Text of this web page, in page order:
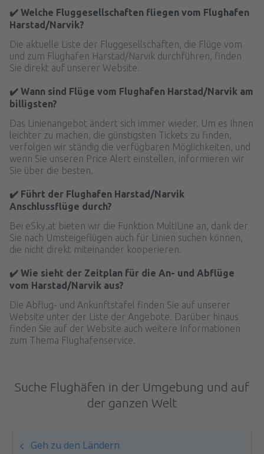
✔️ Welche Fluggesellschaften fliegen vom Flughafen
Harstad/Narvik?
Die aktuelle Liste der Fluggesellschaften, die Flüge vom
und zum Flughafen Harstad/Narvik durchführen, finden
Sie direkt auf unserer Website.
✔️ Wann sind Flüge vom Flughafen Harstad/Narvik am
billigsten?
Das Linienangebot ändert sich immer wieder. Um es Ihnen
leichter zu machen, die günstigsten Tickets zu finden,
verfolgen wir ständig die verfügbaren Möglichkeiten, und
wenn Sie unseren Price Alert einstellen, informieren wir
Sie über die besten.
✔️ Führt der Flughafen Harstad/Narvik
Anschlussflüge durch?
Bei eSky.at bieten wir die Funktion MultiLine an, dank der
Sie nach Umsteigeflügen auch für Linien suchen können,
die nicht direkt miteinander kooperieren.
✔️ Wie sieht der Zeitplan für die An- und Abflüge
vom Harstad/Narvik aus?
Die Abflug- und Ankunftstafel finden Sie auf unserer
Website unter der Liste der Angebote. Darüber hinaus
finden Sie auf der Website auch weitere Informationen
zum Thema Flughafenservice.
Suche Flughäfen in der Umgebung und auf
der ganzen Welt
Geh zu den Ländern